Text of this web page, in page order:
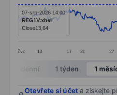
The chart has 1 X axis
The chart has 1 Y axis
čvc 13 17 21 27
07-srp-2026 14:00
REG1V:xhel
Close13,64
End of interactive chart.
Intradenní 1 týden 1
Otevřete si účet a získejte